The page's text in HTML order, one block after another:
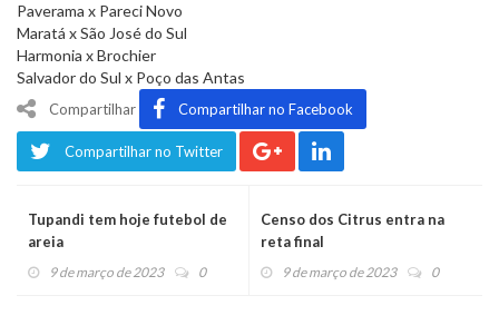
Paverama x Pareci Novo
Maratá x São José do Sul
Harmonia x Brochier
Salvador do Sul x Poço das Antas
Compartilhar Compartilhar no Facebook
Compartilhar no Twitter
Tupandi tem hoje futebol de
areia
9 de março de 2023 0
Censo dos Citrus entra na
reta final
9 de março de 2023 0